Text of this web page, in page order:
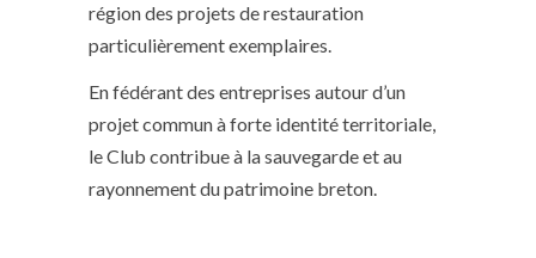
région des projets de restauration
particulièrement exemplaires.
En fédérant des entreprises autour d’un
projet commun à forte identité territoriale,
le Club contribue à la sauvegarde et au
rayonnement du patrimoine breton.